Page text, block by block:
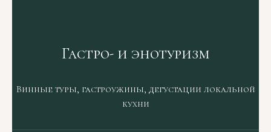
Гастро- и энотуризм
Винные туры, гастроужины, дегустации локальной
кухни